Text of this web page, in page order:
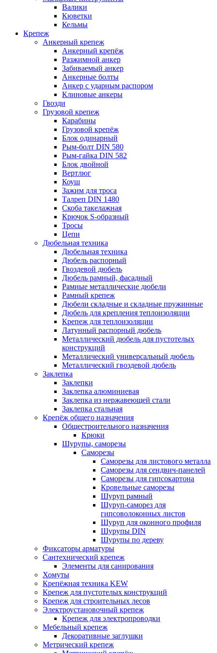
Валики
Кюветки
Кельмы
Крепеж
Анкерный крепеж
Анкерный крепёж
Разжимной анкер
Забиваемый анкер
Анкерные болты
Анкер с ударным распором
Клиновые анкеры
Гвозди
Грузовой крепеж
Карабины
Грузовой крепёж
Блок одинарный
Рым-болт DIN 580
Рым-гайка DIN 582
Блок двойной
Вертлюг
Коуш
Зажим для троса
Талреп DIN 1480
Скоба такелажная
Крючок S-образный
Тросы
Цепи
Дюбельная техника
Дюбельная техника
Дюбель распорный
Гвоздевой дюбель
Дюбель рамный, фасадный
Рамные металлические дюбели
Рамный крепеж
Дюбели складные и складные пружинные
Дюбель для крепления теплоизоляции
Крепеж для теплоизоляции
Латунный распорный дюбель
Металлический дюбель для пустотелых
конструкций
Металлический универсальный дюбель
Металлический гвоздевой дюбель
Заклепка
Заклепки
Заклепка алюминиевая
Заклепка из нержавеющей стали
Заклепка стальная
Крепёж общего назначения
Общестроительного назначения
Крюки
Шурупы, саморезы
Саморезы
Саморезы для листового металла
Саморезы для сендвич-панелей
Саморезы для гипсокартона
Кровельные саморезы
Шуруп рамный
Шуруп-саморез для
гипсоволоконных листов
Шуруп для оконного профиля
Шурупы DIN
Шурупы по дереву
Фиксаторы арматуры
Сантехнический крепеж
Элементы для санирования
Хомуты
Крепёжная техника KEW
Крепеж для пустотелых конструкций
Крепеж для строительных лесов
Электроустановочный крепеж
Крепеж для электропроводки
Мебельный крепеж
Декоративные заглушки
Метрический крепеж